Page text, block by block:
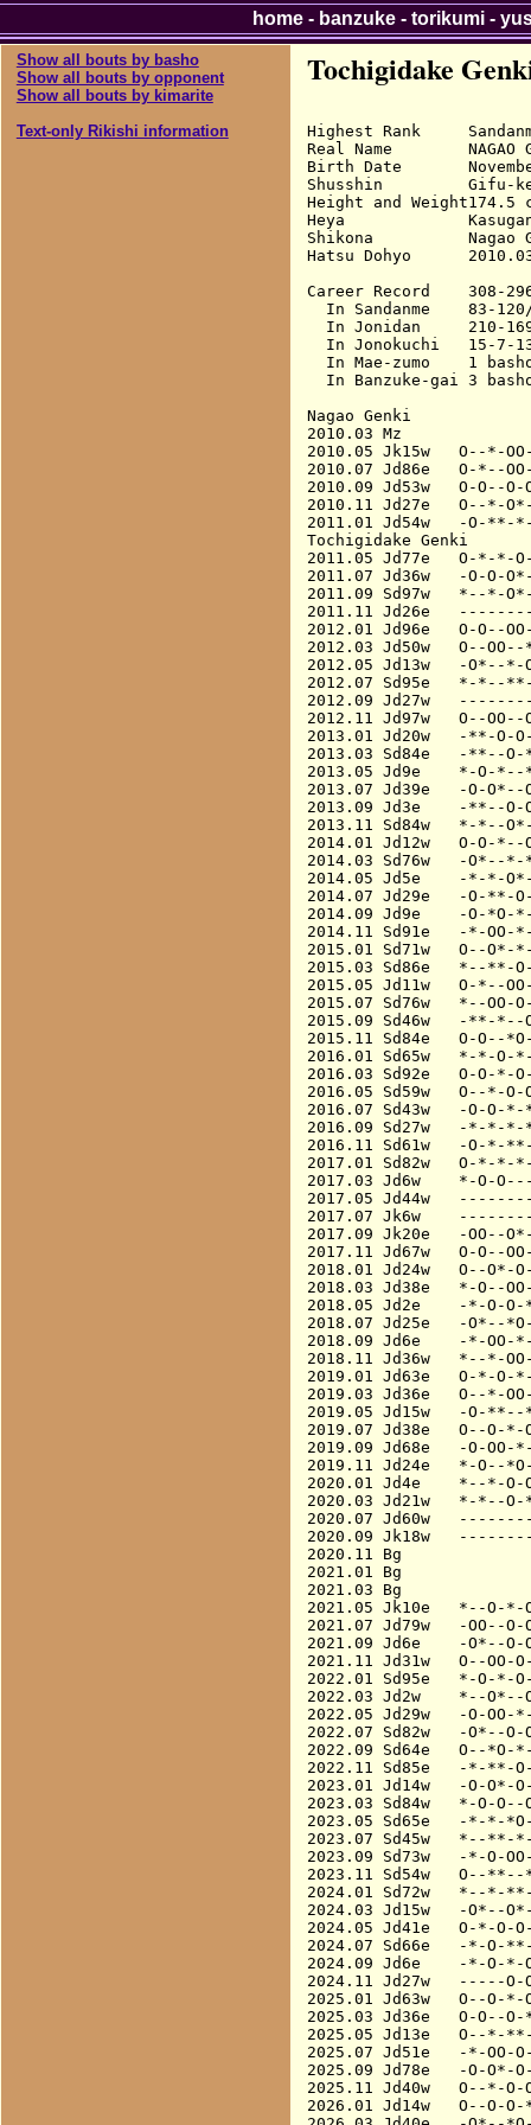
Show all bouts by basho
Show all bouts by opponent
Show all bouts by kimarite
Text-only Rikishi information
Tochigidake
Highest Rank
Real Name        NAGAO
Birth Date
Shusshin         Gifu-
Height and Weight174.5
Heya
Shikona          Nagao
Hatsu Dohyo
Career Record    308-
In Sandanme    83-
In Jonidan     210-
In Jonokuchi   15-7-
In Mae-zumo    1
In Banzuke-gai 3
Nagao Genki
2010.03 Mz
2010.05 Jk15w   O--*-
2010.07 Jd86e   O-*--
2010.09 Jd53w   O-O--
2010.11 Jd27e   O--*-
2011.01 Jd54w   -O-**-
Tochigidake Genki
2011.05 Jd77e   O-*-*-
2011.07 Jd36w   -O-O-
2011.09 Sd97w   *--*-
2011.11 Jd26e
2012.01 Jd96e   O-O--
2012.03 Jd50w   O--
2012.05 Jd13w   -O*--*-
2012.07 Sd95e   *-*--
2012.09 Jd27w
2012.11 Jd97w   O--
2013.01 Jd20w   -**-O-
2013.03 Sd84e   -**--
2013.05 Jd9e    *-O-
2013.07 Jd39e   -O-O*--
2013.09 Jd3e    -**--O-
2013.11 Sd84w   *-*--
2014.01 Jd12w   O-O-*--
2014.03 Sd76w   -O*--
2014.05 Jd5e    -*-*-
2014.07 Jd29e   -O-**-
2014.09 Jd9e    -O-*O-
2014.11 Sd91e   -*-OO-
2015.01 Sd71w   O--
2015.03 Sd86e   *--**-
2015.05 Jd11w   O-*--
2015.07 Sd76w   *--OO-
2015.09 Sd46w   -**-
2015.11 Sd84e   O-O--
2016.01 Sd65w   *-*-
2016.03 Sd92e   O-O-*-
2016.05 Sd59w   O--*-
2016.07 Sd43w   -O-O-
2016.09 Sd27w   -*-*-
2016.11 Sd61w   -O-*-
2017.01 Sd82w   O-*-
2017.03 Jd6w    *-O-
2017.05 Jd44w
2017.07 Jk6w
2017.09 Jk20e   -OO--
2017.11 Jd67w   O-O--
2018.01 Jd24w   O--
2018.03 Jd38e   *-O--
2018.05 Jd2e    -*-O-
2018.07 Jd25e   -O*--
2018.09 Jd6e    -*-
2018.11 Jd36w   *--*-
2019.01 Jd63e   O-*-O-
2019.03 Jd36e   O--*-
2019.05 Jd15w   -O-
2019.07 Jd38e   O--O-
2019.09 Jd68e   -O-OO-
2019.11 Jd24e   *-O--
2020.01 Jd4e    *--*-O-
2020.03 Jd21w   *-*--
2020.07 Jd60w
2020.09 Jk18w
2020.11 Bg
2021.01 Bg
2021.03 Bg
2021.05 Jk10e   *--O-*-
2021.07 Jd79w   -OO--
2021.09 Jd6e    -O*--
2021.11 Jd31w   O--OO-
2022.01 Sd95e   *-O-*-
2022.03 Jd2w    *--O*--
2022.05 Jd29w   -O-OO-
2022.07 Sd82w   -O*--
2022.09 Sd64e   O--
2022.11 Sd85e   -*-**-
2023.01 Jd14w   -O-O*-
2023.03 Sd84w   *-O-
2023.05 Sd65e   -*-*-
2023.07 Sd45w   *--**-
2023.09 Sd73w   -*-O-
2023.11 Sd54w   O--
2024.01 Sd72w   *--*-
2024.03 Jd15w   -O*--
2024.05 Jd41e   O-*-O-
2024.07 Sd66e   -*-O-
2024.09 Jd6e    -*-O-*-
2024.11 Jd27w   -----
2025.01 Jd63w   O--O-
2025.03 Jd36e   O-O--
2025.05 Jd13e   O--*-
2025.07 Jd51e   -*-
2025.09 Jd78e   -O-O*-
2025.11 Jd40w   O--*-
2026.01 Jd14w   O--O-
home- banzuke- torikumi-